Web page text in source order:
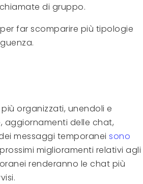
di gruppo.
far scomparire più tipologie
organizzati, unendoli e
aggiornamenti delle chat,
messaggi temporanei sono
prossimi miglioramenti relativi agli
renderanno le chat più